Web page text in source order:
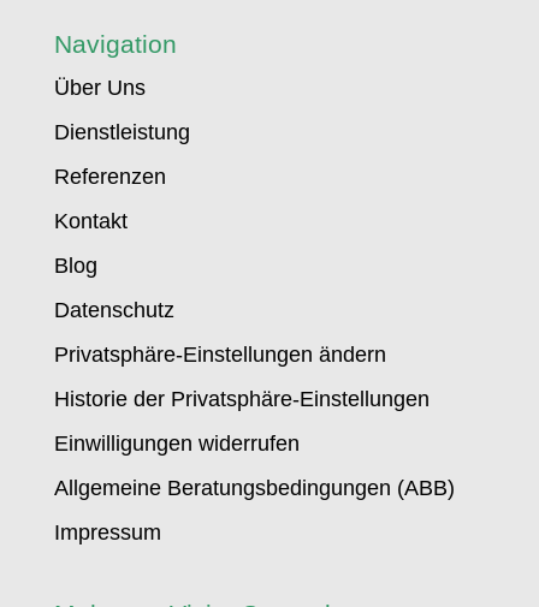
Navigation
Über Uns
Dienstleistung
Referenzen
Kontakt
Blog
Datenschutz
Privatsphäre-Einstellungen ändern
Historie der Privatsphäre-Einstellungen
Einwilligungen widerrufen
Allgemeine Beratungsbedingungen (ABB)
Impressum